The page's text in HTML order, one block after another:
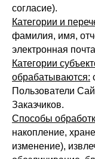
согласие).
Категории и
фамилия, имя,
электронная
Категории
обрабатываются:
Пользователи
Заказчиков.
Способы
накопление,
изменение),